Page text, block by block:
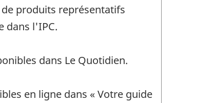
produits représentatifs
dans l'IPC.
dans Le Quotidien.
en ligne dans « Votre guide